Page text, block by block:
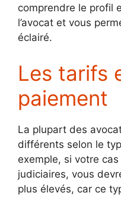
comprendre le profil
l’avocat et vous
éclairé.
Les tarifs
paiement
La plupart des
différents selon le
exemple, si votre
judiciaires, vous
plus élevés, car ce